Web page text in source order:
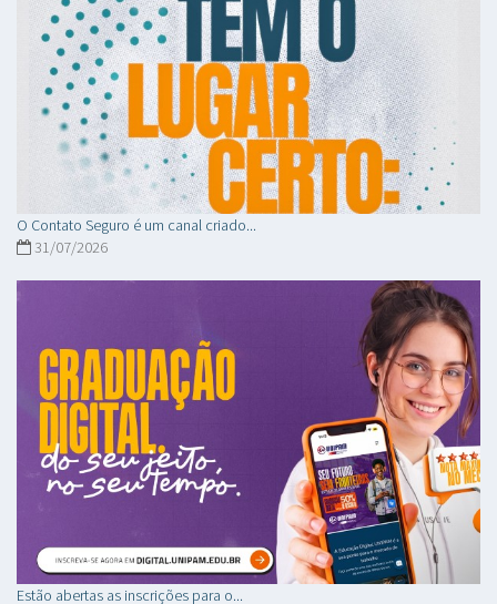
O Contato Seguro é um canal criado...
31/07/2026
Estão abertas as inscrições para o...